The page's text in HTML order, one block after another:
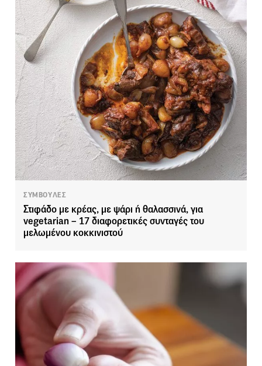
ΣΥΜΒΟΥΛΕΣ
Στιφάδο με κρέας, με ψάρι ή θαλασσινά, για
vegetarian – 17 διαφορετικές συνταγές του
μελωμένου κοκκινιστού